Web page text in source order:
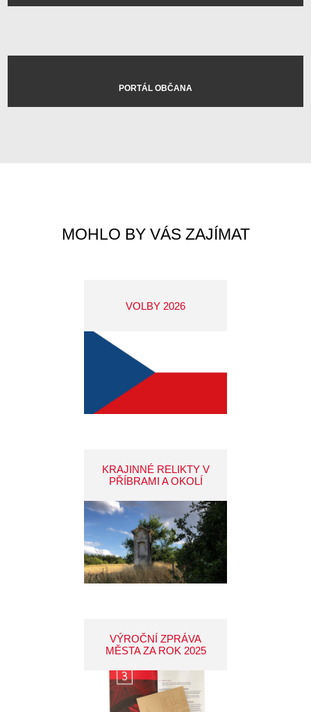
PORTÁL OBČANA
MOHLO BY VÁS ZAJÍMAT
VOLBY 2026
KRAJINNÉ RELIKTY V
PŘÍBRAMI A OKOLÍ
VÝROČNÍ ZPRÁVA
MĚSTA ZA ROK 2025